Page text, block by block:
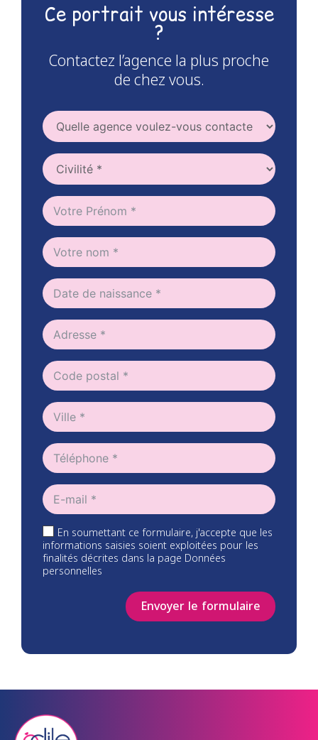
Ce portrait vous intéresse
?
Contactez l’agence la plus proche
de chez vous.
En soumettant ce formulaire, j'accepte que les
informations saisies soient exploitées pour les
finalités décrites dans la page Données
personnelles
Envoyer le formulaire